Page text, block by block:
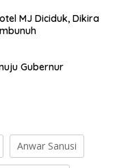
MJ Diciduk, Dikira
Gubernur
Anwar Sanusi